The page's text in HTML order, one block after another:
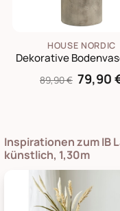
HOUSE NORDIC
Dekorative
89,90 € 79,90
Inspirationen zum IB
künstlich, 1,30m